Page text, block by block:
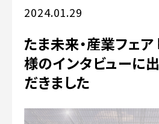
2024.01.29
たま未来・産業フェ
様のインタビューに
だきました